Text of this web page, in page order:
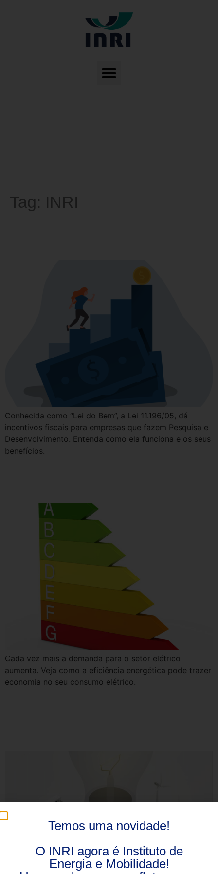
Tag: INRI
Conhecida como “Lei do Bem”, a Lei 11.196/05, dá
incentivos fiscais para empresas que fazem Pesquisa e
Desenvolvimento. Entenda como ela funciona e os seus
benefícios.
Cada vez mais a demanda para o setor elétrico
aumenta. Veja como a eficiência energética pode trazer
economia no seu consumo elétrico.
Temos uma novidade!
O INRI agora é Instituto de
Energia e Mobilidade!